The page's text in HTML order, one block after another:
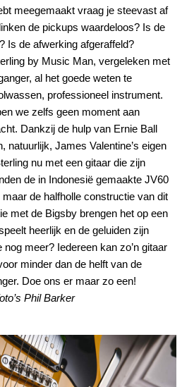
meegemaakt vraag je steevast af
de pickups waardeloos? Is de
Is de afwerking afgeraffeld?
by Music Man, vergeleken met
al het goede weten te
professioneel instrument.
we zelfs geen moment aan
Dankzij de hulp van Ernie Ball
natuurlijk, James Valentine’s eigen
nu met een gitaar die zijn
de in Indonesië gemaakte JV60
de halfholle constructie van dit
met de Bigsby brengen het op een
heerlijk en de geluiden zijn
meer? Iedereen kan zo’n gitaar
minder dan de helft van de
Doe ons er maar zo een!
Phil Barker